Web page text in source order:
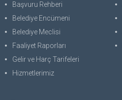
Başvuru Rehberi
Belediye Encümeni
Belediye Meclisi
Faaliyet Raporları
Gelir ve Harç Tarifeleri
Hizmetlerimiz